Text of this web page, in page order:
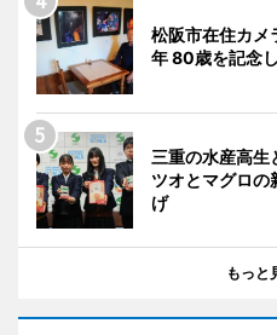
松阪市在住カメ
年 80歳を記念
三重の水産高生
ツオとマグロ
げ
もっと